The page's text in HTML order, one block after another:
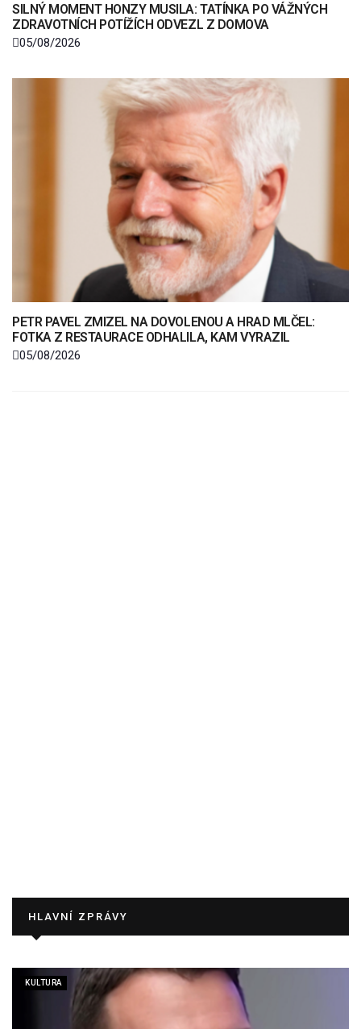
SILNÝ MOMENT HONZY MUSILA: TATÍNKA PO VÁŽNÝCH
ZDRAVOTNÍCH POTÍŽÍCH ODVEZL Z DOMOVA
05/08/2026
PETR PAVEL ZMIZEL NA DOVOLENOU A HRAD MLČEL:
FOTKA Z RESTAURACE ODHALILA, KAM VYRAZIL
05/08/2026
HLAVNÍ ZPRÁVY
KULTURA